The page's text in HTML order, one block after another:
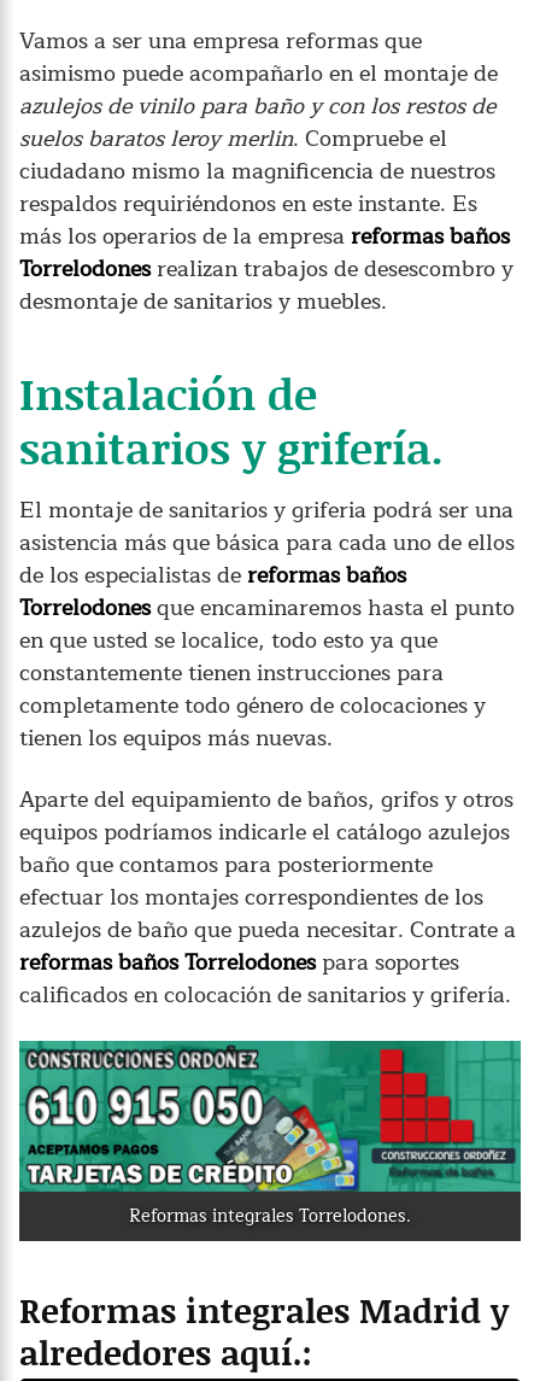
Vamos a ser una empresa reformas que
asimismo puede acompañarlo en el montaje de
azulejos de vinilo para baño y con los restos de
suelos baratos leroy merlin. Compruebe el
ciudadano mismo la magnificencia de nuestros
respaldos requiriéndonos en este instante. Es
más los operarios de la empresareformas baños
Torrelodonesrealizan trabajos de desescombro y
desmontaje de sanitarios y muebles.
Instalación de
sanitarios y grifería.
El montaje de sanitarios y griferia podrá ser una
asistencia más que básica para cada uno de ellos
de los especialistas dereformas baños
Torrelodonesque encaminaremos hasta el punto
en que usted se localice, todo esto ya que
constantemente tienen instrucciones para
completamente todo género de colocaciones y
tienen los equipos más nuevas.
Aparte del equipamiento de baños, grifos y otros
equipos podríamos indicarle el catálogo azulejos
baño que contamos para posteriormente
efectuar los montajes correspondientes de los
azulejos de baño que pueda necesitar. Contrate a
reformas baños Torrelodonespara soportes
calificados en colocación de sanitarios y grifería.
Reformas integrales Torrelodones.
Reformas integrales Madrid y
alrededores aquí.: